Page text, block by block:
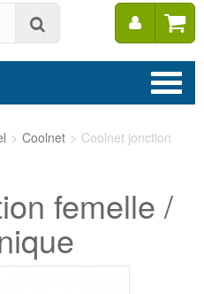
Mon
> Coolnet > Coolnet jonction
femelle /